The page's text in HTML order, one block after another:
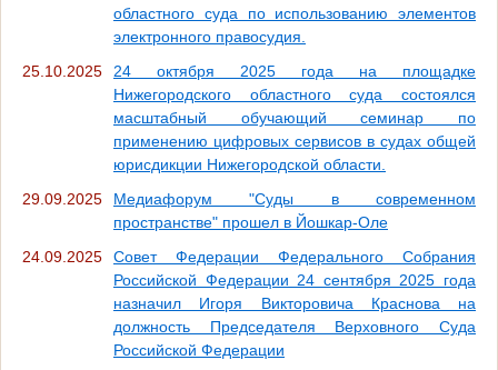
областного суда по использованию элементов
электронного правосудия.
25.10.2025
24 октября 2025 года на площадке
Нижегородского областного суда состоялся
масштабный обучающий семинар по
применению цифровых сервисов в судах общей
юрисдикции Нижегородской области.
29.09.2025
Медиафорум "Суды в современном
пространстве" прошел в Йошкар-Оле
24.09.2025
Совет Федерации Федерального Собрания
Российской Федерации 24 сентября 2025 года
назначил Игоря Викторовича Краснова на
должность Председателя Верховного Суда
Российской Федерации